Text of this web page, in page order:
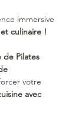
immersive
culinaire !
de Pilates
votre
avec